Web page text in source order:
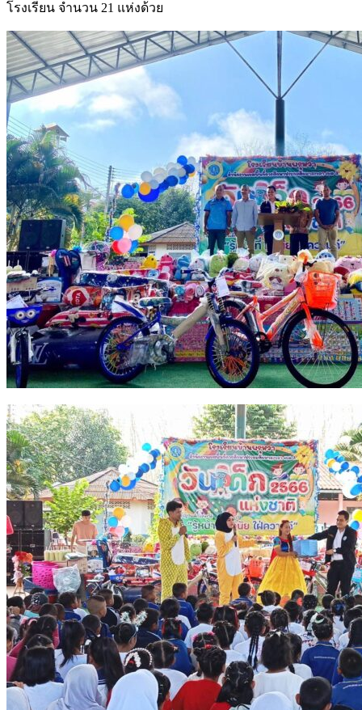
โรงเรียน จำนวน 21 แห่งด้วย